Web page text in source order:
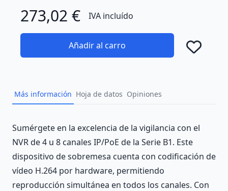
273,02 € IVA incluído
Añadir al carro
Más información Hoja de datos Opiniones
Description
Sumérgete en la excelencia de la vigilancia con el
NVR de 4 u 8 canales IP/PoE de la Serie B1. Este
dispositivo de sobremesa cuenta con codificación de
vídeo H.264 por hardware, permitiendo
reproducción simultánea en todos los canales. Con